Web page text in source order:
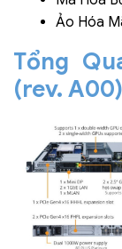
Ảo Hóa
Tổng
(rev. A00)